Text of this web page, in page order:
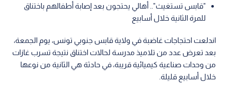
"قابس تستغيث".. أهالي يحتجون بعد إصابة أطفالهم باختناق
للمرة الثانية خلال أسابيع
اندلعت احتجاجات غاضبة في ولاية قابس جنوبي تونس، يوم الجمعة،
بعد تعرض عدد من تلاميذ مدرسة لحالات اختناق نتيجة تسرب غازات
من وحدات صناعية كيميائية قريبة، في حادثة هي الثانية من نوعها
خلال أسابيع قليلة.